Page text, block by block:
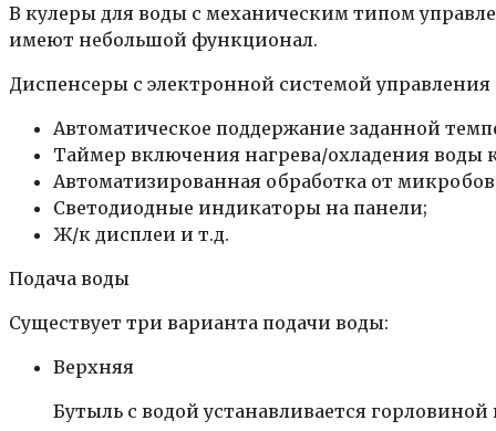
В кулеры для воды с механическим типом
имеют небольшой функционал.
Диспенсеры с электронной системой
Автоматическое поддержание заданной
Таймер включения нагрева/охладения воды
Автоматизированная обработка от
Светодиодные индикаторы на панели;
Ж/к дисплеи и т.д.
Подача воды
Существует три варианта подачи воды:
Верхняя
Бутыль с водой устанавливается